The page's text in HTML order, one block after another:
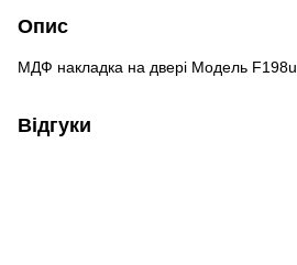
Опис
МДФ накладка на двері Модель F198u
Відгуки